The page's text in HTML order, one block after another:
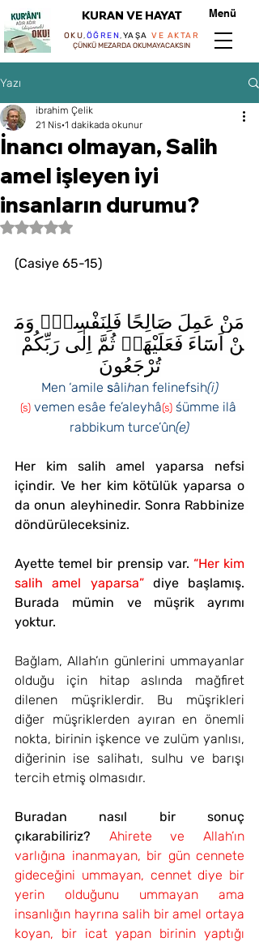
KURAN VE HAYAT
OKU,ÖĞREN,YAŞA VE AKTAR
ÇÜNKÜ MEZARDA OKUMAYACAKSIN
Menü
Yazı
İnancı olmayan, Salih
amel işleyen iyi
insanların durumu?
ibrahim Çelik
21 Nis 1 dakikada okunur
5 üzerinden NaN yıldız
(Casiye 65-15)
مَنْ عَمِلَ صَالِحًا فَلِنَفْسِه۪ۚ وَمَ
نْ اَسَٓاءَ فَعَلَيْهَاۘ ثُمَّ اِلٰى رَبِّكُمْ
تُرْجَعُونَ
Men ‘amile sâlihan felinefsih(i)
(s) vemen esâe fe’aleyhâ(s) śümme ilâ
rabbikum turce’ûn(e)
Her kim salih amel yaparsa nefsi
içindir. Ve her kim kötülük yaparsa o
da onun aleyhinedir. Sonra Rabbinize
döndürüleceksiniz.
Ayette temel bir prensip var. “Her kim
salih amel yaparsa” diye başlamış.
Burada mümin ve müşrik ayrımı
yoktur.
Bağlam, Allah’ın günlerini ummayanlar
olduğu için hitap aslında mağfiret
dilenen müşriklerdir. Bu müşrikleri
diğer müşriklerden ayıran en önemli
nokta, birinin işkence ve zulüm yanlısı,
diğerinin ise salihatı, sulhu ve barışı
tercih etmiş olmasıdır.
Buradan nasıl bir sonuç
çıkarabiliriz?
Ahirete ve Allah’ın
varlığına inanmayan, bir gün cennete
gideceğini ummayan, cennet diye bir
yerin olduğunu ummayan ama
insanlığın hayrına salih bir amel ortaya
koyan, bir icat yapan birinin yaptığı